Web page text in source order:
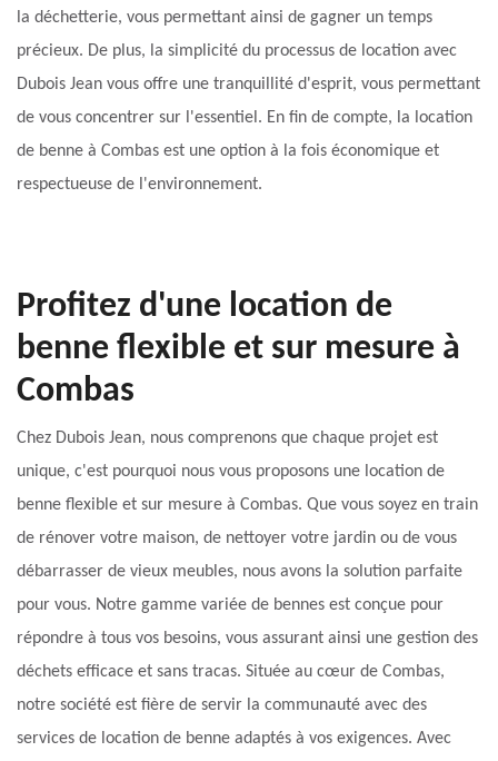
la déchetterie, vous permettant ainsi de gagner un temps
précieux. De plus, la simplicité du processus de location avec
Dubois Jean vous offre une tranquillité d'esprit, vous permettant
de vous concentrer sur l'essentiel. En fin de compte, la location
de benne à Combas est une option à la fois économique et
respectueuse de l'environnement.
Profitez d'une location de
benne flexible et sur mesure à
Combas
Chez Dubois Jean, nous comprenons que chaque projet est
unique, c'est pourquoi nous vous proposons une location de
benne flexible et sur mesure à Combas. Que vous soyez en train
de rénover votre maison, de nettoyer votre jardin ou de vous
débarrasser de vieux meubles, nous avons la solution parfaite
pour vous. Notre gamme variée de bennes est conçue pour
répondre à tous vos besoins, vous assurant ainsi une gestion des
déchets efficace et sans tracas. Située au cœur de Combas,
notre société est fière de servir la communauté avec des
services de location de benne adaptés à vos exigences. Avec